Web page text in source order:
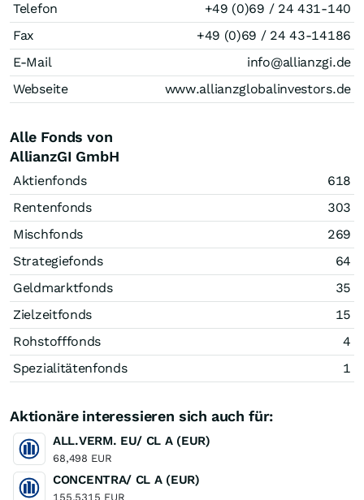
Telefon
+49 (0)69 / 24 431-140
Fax
+49 (0)69 / 24 43-14186
E-Mail
info@allianzgi.de
Webseite
www.allianzglobalinvestors.de
Alle Fonds von
AllianzGI GmbH
Aktienfonds
618
Rentenfonds
303
Mischfonds
269
Strategiefonds
64
Geldmarktfonds
35
Zielzeitfonds
15
Rohstofffonds
4
Spezialitätenfonds
1
Aktionäre interessieren sich auch für:
ALL.VERM. EU/ CL A (EUR)
68,498 EUR
CONCENTRA/ CL A (EUR)
155,5315 EUR